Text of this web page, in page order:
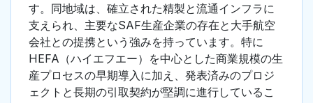
す。同地域は、確立された精製と流通インフラに
支えられ、主要なSAF生産企業の存在と大手航空
会社との提携という強みを持っています。特に
HEFA（ハイエフエー）を中心とした商業規模の生
産プロセスの早期導入に加え、発表済みのプロジ
ェクトと長期の引取契約が堅調に進行しているこ